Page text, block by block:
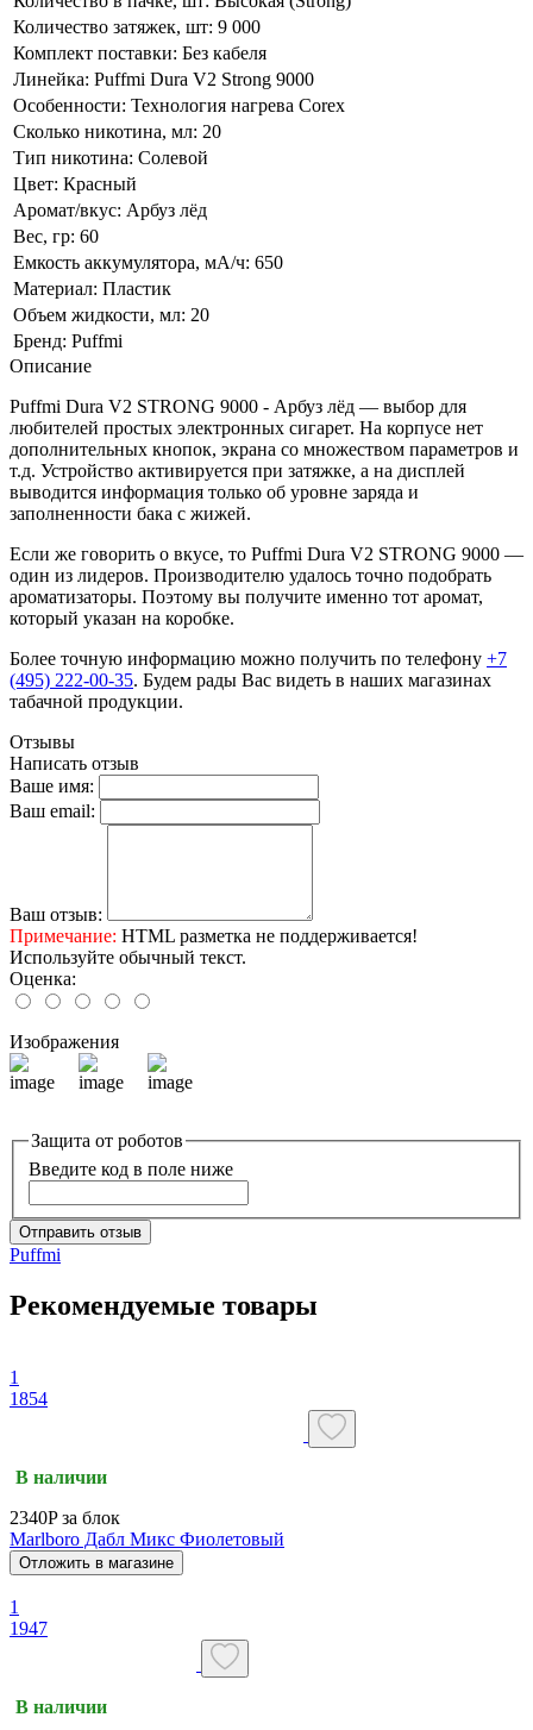
Количество затяжек, шт: 9 000
Комплект поставки: Без кабеля
Линейка: Puffmi Dura V2 Strong 9000
Особенности: Технология нагрева Corex
Сколько никотина, мл: 20
Тип никотина: Солевой
Цвет: Красный
Аромат/вкус: Арбуз лёд
Вес, гр: 60
Емкость аккумулятора, мА/ч: 650
Материал: Пластик
Объем жидкости, мл: 20
Бренд: Puffmi
Описание
Puffmi Dura V2 STRONG 9000 - Арбуз лёд — выбор для
любителей простых электронных сигарет. На корпусе нет
дополнительных кнопок, экрана со множеством параметров и
т.д. Устройство активируется при затяжке, а на дисплей
выводится информация только об уровне заряда и
заполненности бака с жижей.
Если же говорить о вкусе, то Puffmi Dura V2 STRONG 9000 —
один из лидеров. Производителю удалось точно подобрать
ароматизаторы. Поэтому вы получите именно тот аромат,
который указан на коробке.
Более точную информацию можно получить по телефону +7
(495) 222-00-35. Будем рады Вас видеть в наших магазинах
табачной продукции.
Отзывы
Написать отзыв
Ваше имя:
Ваш email:
Ваш отзыв:
Примечание: HTML разметка не поддерживается!
Используйте обычный текст.
Оценка:
Изображения
Защита от роботов
Введите код в поле ниже
Отправить отзыв
Puffmi
Рекомендуемые товары
1
1854
В наличии
2340P за блок
Marlboro Дабл Микс Фиолетовый
Отложить в магазине
1
1947
В наличии